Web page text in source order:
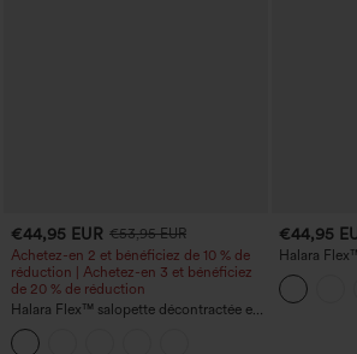
€44,95 EUR €53,95 EUR
Achetez-en 2 et bénéficiez de 10 % de
réduction | Achetez-en 3 et bénéficiez
de 20 % de réduction
Halara Flex™ salopette décontractée en
denim délavé à encolure carrée avec
poches
€44,95
Halara
haute,